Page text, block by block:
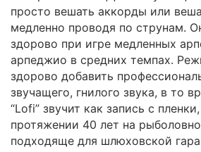
просто вешать аккорды или
медленно проводя по струнам.
здорово при игре медленных
арпеджио в средних темпах.
здорово добавить
звучащего, гнилого звука, в то
“Lofi” звучит как запись с
протяжении 40 лет на
подходяще для шлюховской